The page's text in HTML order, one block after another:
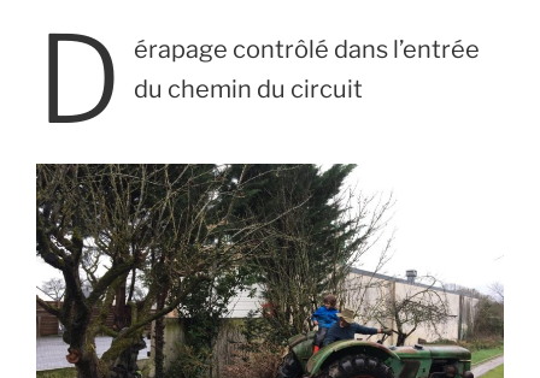
D
érapage contrôlé dans l’entrée
du chemin du circuit